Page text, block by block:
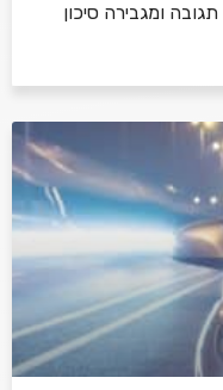
ומגבירה סיכון